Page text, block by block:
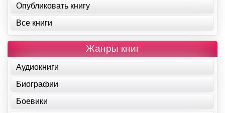
Опубликовать книгу
Все книги
Жанры книг
Аудиокниги
Биографии
Боевики